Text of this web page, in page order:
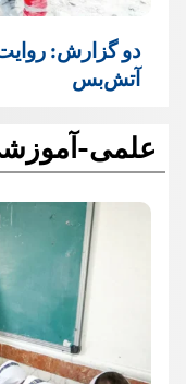
دو گزارش:
آتش‌بس
علمی-